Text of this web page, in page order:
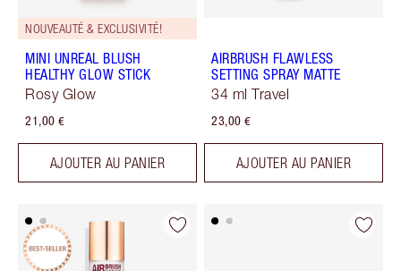
NOUVEAUTÉ & EXCLUSIVITÉ!
MINI UNREAL BLUSH
HEALTHY GLOW STICK
Rosy Glow
21,00 €
AJOUTER AU PANIER
AIRBRUSH FLAWLESS
SETTING SPRAY MATTE
34 ml Travel
23,00 €
AJOUTER AU PANIER